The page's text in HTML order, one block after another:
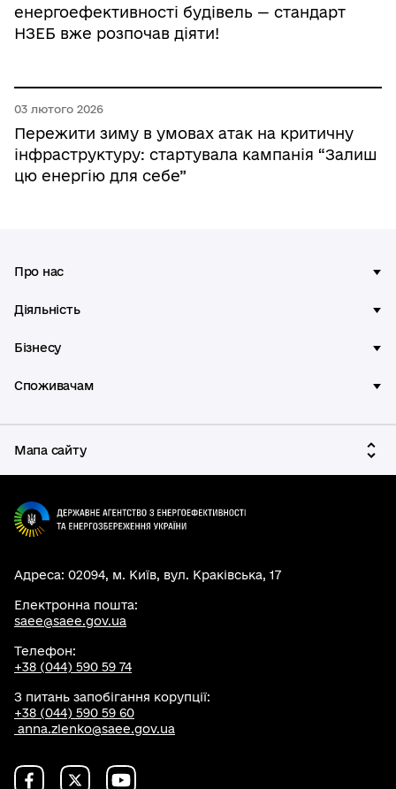
енергоефективності будівель — стандарт
НЗЕБ вже розпочав діяти!
03 лютого 2026
Пережити зиму в умовах атак на критичну
інфраструктуру: стартувала кампанія “Залиш
цю енергію для себе”
Про нас
Діяльність
Бізнесу
Споживачам
Мапа сайту
Адреса: 02094, м. Київ, вул. Краківська, 17
Електронна пошта:
saee@saee.gov.ua
Телефон:
+38 (044) 590 59 74
З питань запобігання корупції:
+38 (044) 590 59 60
anna.zlenko@saee.gov.ua